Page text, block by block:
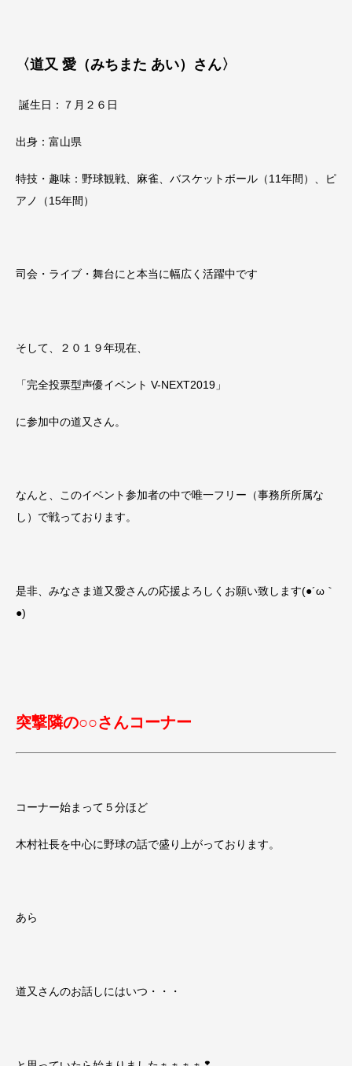
〈道又 愛（みちまた あい）さん〉
誕生日：７月２６日
出身：富山県
特技・趣味：野球観戦、麻雀、バスケットボール（11年間）、ピ
アノ（15年間）
司会・ライブ・舞台にと本当に幅広く活躍中です
そして、２０１９年現在、
「完全投票型声優イベント V-NEXT2019」
に参加中の道又さん。
なんと、このイベント参加者の中で唯一フリー（事務所所属な
し）で戦っております。
是非、みなさま道又愛さんの応援よろしくお願い致します(●´ω｀
●)
突撃隣の○○さんコーナー
コーナー始まって５分ほど
木村社長を中心に野球の話で盛り上がっております。
あら
道又さんのお話しにはいつ・・・